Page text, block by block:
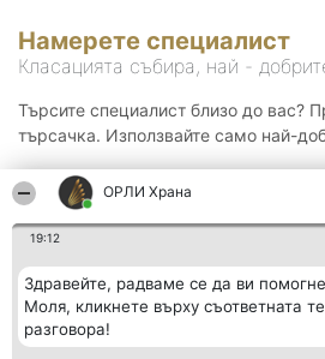
ОРЛИ Храна
19:12
Здравейте, радваме се да ви
Моля, кликнете върху съответната
разговора!
Намерете специалист
Класацията събира, най -
Търсите специалист близо до вас?
търсачка. Използвайте само най-